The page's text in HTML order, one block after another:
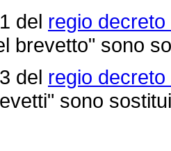
del regio
brevetto" sono
del regio
sono